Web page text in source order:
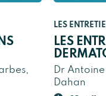
LES
LES
Dr
Dahan